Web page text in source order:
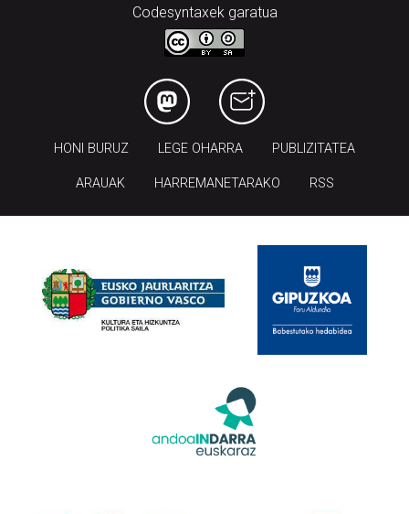
Codesyntaxek garatua
HONI BURUZ LEGE OHARRA PUBLIZITATEA
ARAUAK HARREMANETARAKO RSS